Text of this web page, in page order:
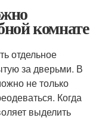
комнате
отдельное
за дверьми. В
не только
Когда
выделить